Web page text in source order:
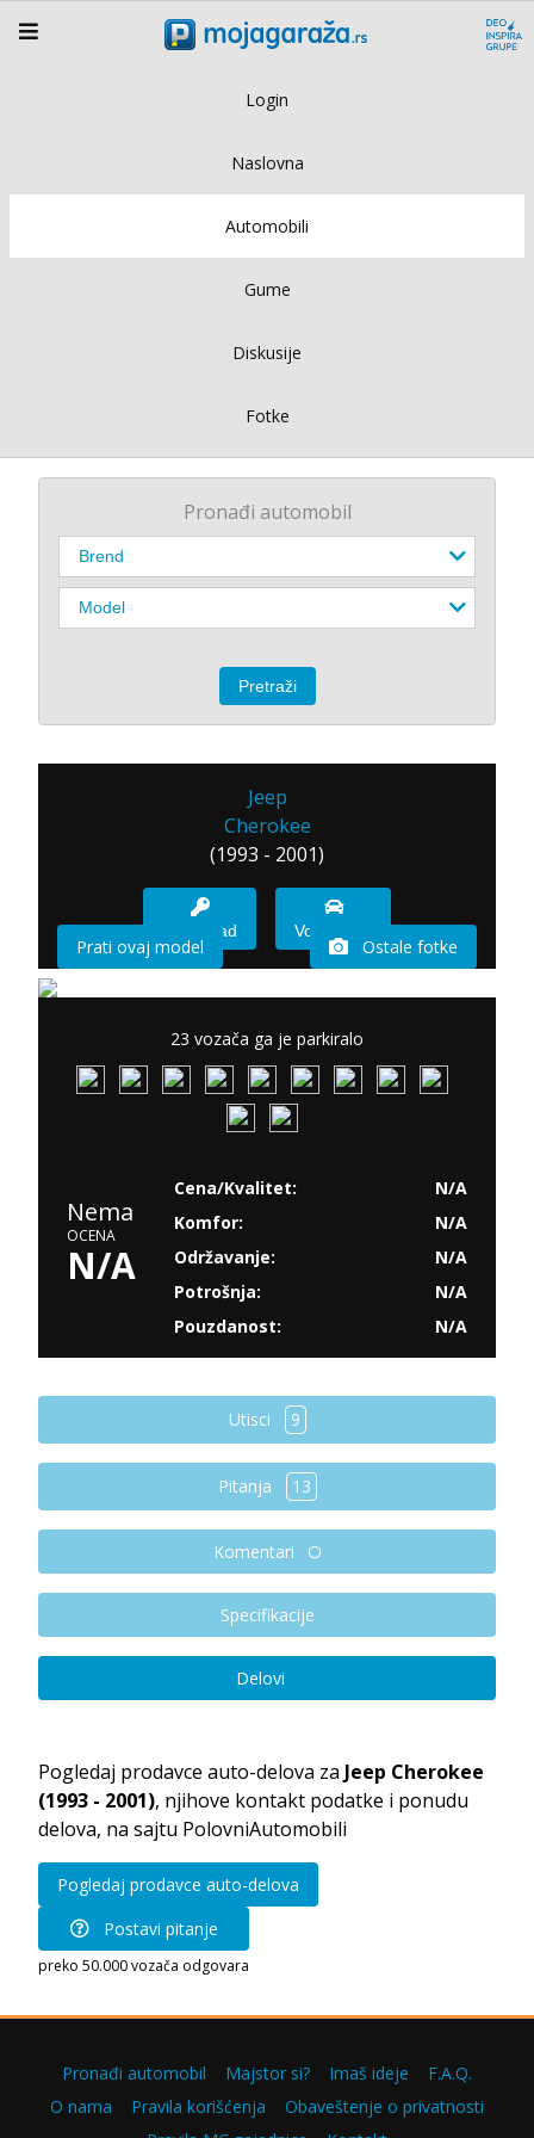
Login
Naslovna
Automobili
Gume
Diskusije
Fotke
Pronađi automobil
Jeep
Cherokee
(1993 - 2001)
Imam sad Vozio sam
Prati ovaj model Ostale fotke
23 vozača ga je parkiralo
Nema
OCENA
N/A
Cena/Kvalitet:
N/A
Komfor:
N/A
Održavanje:
N/A
Potrošnja:
N/A
Pouzdanost:
N/A
Utisci 9
Pitanja 13
Komentari
Specifikacije
Delovi
Pogledaj prodavce auto-delova za Jeep Cherokee
(1993 - 2001), njihove kontakt podatke i ponudu
delova, na sajtu PolovniAutomobili
Pogledaj prodavce auto-delova
Postavi pitanje
preko 50.000 vozača odgovara
Pronađi automobil Majstor si? Imaš ideje
F.A.Q.
O nama
Pravila korišćenja
Obaveštenje o privatnosti